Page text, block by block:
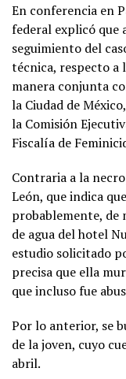
En conferencia en
federal explicó que
seguimiento del
técnica, respecto a
manera conjunta
la Ciudad de
la Comisión
Fiscalía de
Contraria a la
León, que indica
probablemente, de
de agua del hotel
estudio solicitado
precisa que ella
que incluso fue
Por lo anterior, se
de la joven, cuyo
abril.